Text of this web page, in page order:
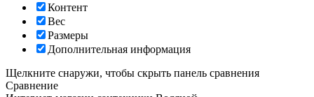
Контент
Вес
Размеры
Дополнительная информация
Щелкните снаружи, чтобы скрыть панель сравнения
Сравнение